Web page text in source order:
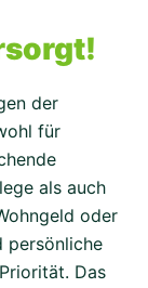
der
für
als auch
oder
persönliche
Das